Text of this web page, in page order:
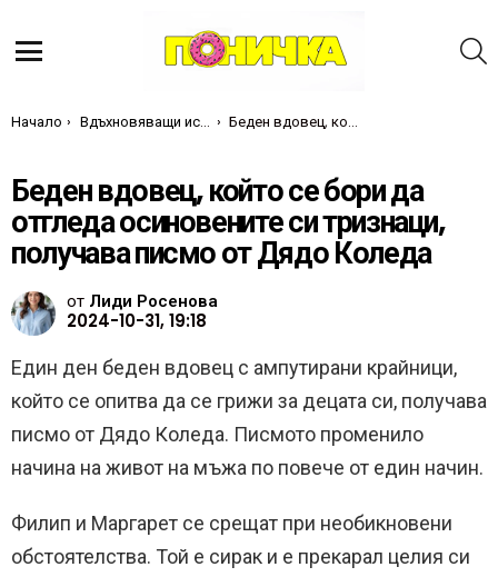
Ти си тук:
Начало Вдъхновяващи истории Беден вдовец, който се бори да отгледа осиновените си тризнаци, получава писмо от Дядо Коледа
Беден вдовец, който се бори да
отгледа осиновените си тризнаци,
получава писмо от Дядо Коледа
от Лиди Росенова
2024-10-31, 19:18
Един ден беден вдовец с ампутирани крайници,
който се опитва да се грижи за децата си, получава
писмо от Дядо Коледа. Писмото променило
начина на живот на мъжа по повече от един начин.
Филип и Маргарет се срещат при необикновени
обстоятелства. Той е сирак и е прекарал целия си